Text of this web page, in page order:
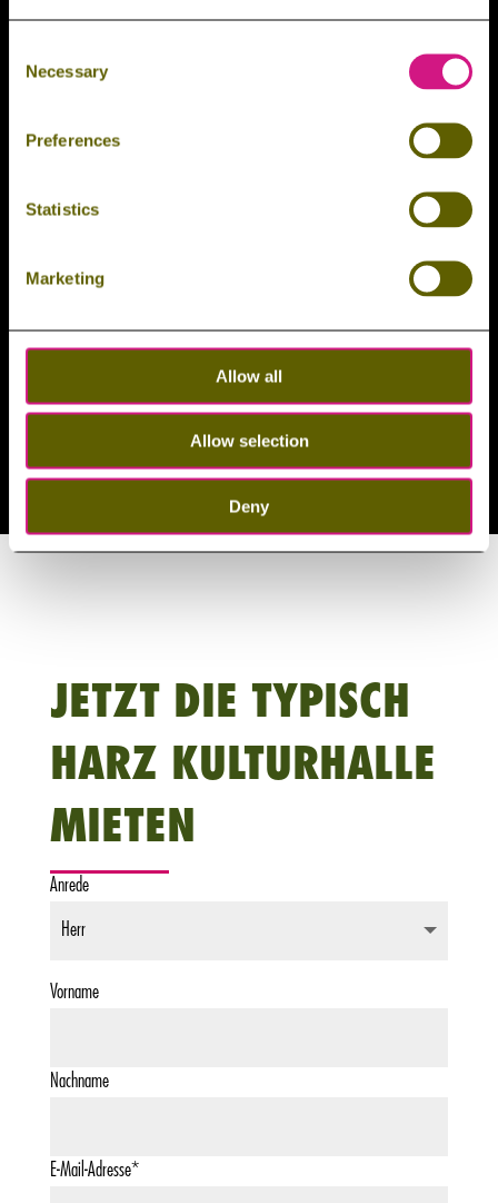
Selection
Necessary
Preferences
Statistics
Marketing
Allow all
Allow selection
Deny
JETZT DIE TYPISCH
HARZ KULTURHALLE
MIETEN
Anrede
Vorname
Nachname
E-Mail-Adresse*